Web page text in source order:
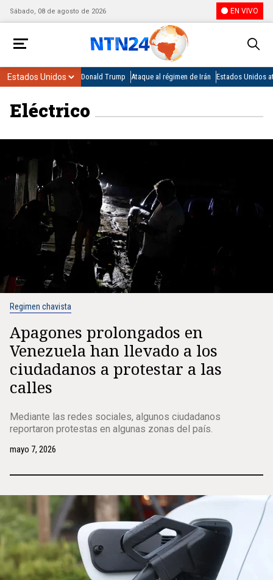
Sábado, 08 de agosto de 2026 EN VIVO
Donald Trump Ataque al régimen de Irán Estados Unidos
Eléctrico
Regimen chavista
Apagones prolongados en
Venezuela han llevado a los
ciudadanos a protestar a las
calles
Mediante las redes sociales, algunos ciudadanos
reportaron protestas en algunas zonas del país.
mayo 7, 2026